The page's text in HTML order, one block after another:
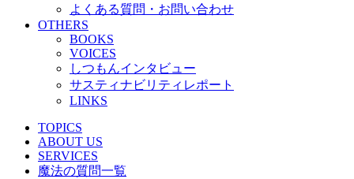
よくある質問・お問い合わせ
OTHERS
BOOKS
VOICES
しつもんインタビュー
サスティナビリティレポート
LINKS
TOPICS
ABOUT US
SERVICES
魔法の質問一覧